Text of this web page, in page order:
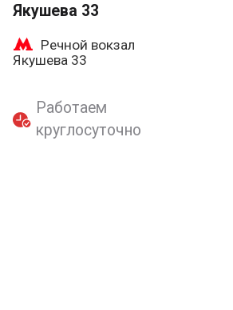
Якушева 33
Речной вокзал
Якушева 33
Работаем
круглосуточно